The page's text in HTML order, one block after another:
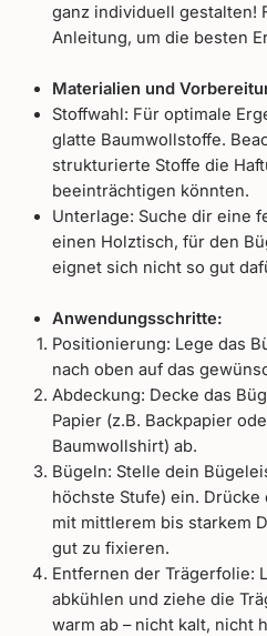
ganz individuell gestalten!
Anleitung, um die besten
Materialien und
Stoffwahl: Für optimale
glatte Baumwollstoffe.
strukturierte Stoffe die
beeinträchtigen könnten.
Unterlage: Suche dir eine
einen Holztisch, für den
eignet sich nicht so gut
Anwendungsschritte:
Positionierung: Lege das
nach oben auf das
Abdeckung: Decke das
Papier (z.B. Backpapier
Baumwollshirt) ab.
Bügeln: Stelle dein
höchste Stufe) ein. Drücke
mit mittlerem bis starkem
gut zu fixieren.
Entfernen der Trägerfolie:
abkühlen und ziehe die
warm ab – nicht kalt, nicht